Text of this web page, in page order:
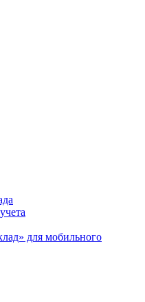
для мобильного